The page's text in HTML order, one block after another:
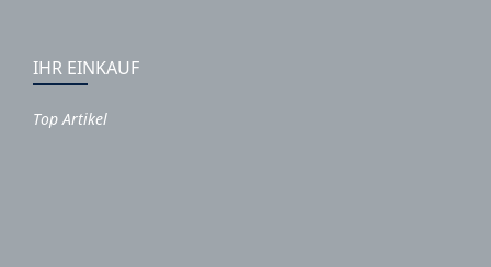
IHR EINKAUF
Top Artikel